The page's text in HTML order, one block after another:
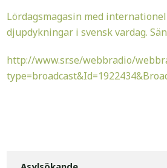
Lördagsmagasin med
djupdykningar i svensk vardag.
http://www.sr.se/webbradio/